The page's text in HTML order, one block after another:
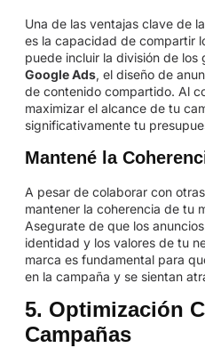
Una de las ventajas clave de
es la capacidad de compartir
puede incluir la división de los
Google Ads, el diseño de
de contenido compartido. Al
maximizar el alcance de tu
significativamente tu
Mantené la
A pesar de colaborar con
mantener la coherencia de tu
Asegurate de que los
identidad y los valores de tu
marca es fundamental para
en la campaña y se sientan
5. Optimización
Campañas